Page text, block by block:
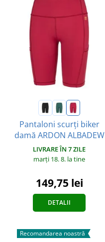
Pantaloni scurți biker
damă ARDON ALBADEW
LIVRARE ÎN 7 ZILE
marți 18. 8. la tine
149,75 lei
DETALII
Recomandarea noastră